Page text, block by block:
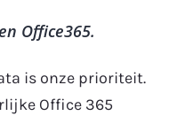
Office365.
is onze prioriteit.
Office 365